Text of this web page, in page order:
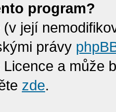
program?
(v její
právy
a může
zde.